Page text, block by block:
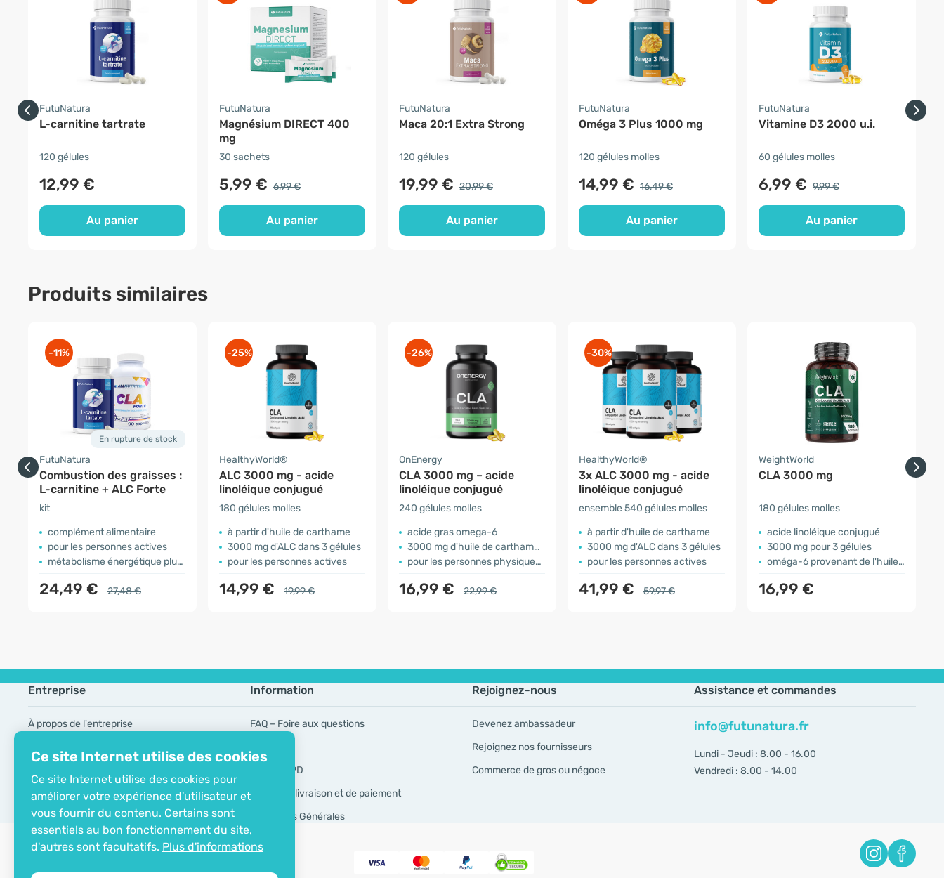
Ce site Internet utilise des cookies
Ce site Internet utilise des cookies pour
améliorer votre expérience d'utilisateur et
vous fournir du contenu. Certains sont
essentiels au bon fonctionnement du site,
d'autres sont facultatifs. Plus d'informations
FutuNatura
L-carnitine tartrate
120 gélules
12,99 €
Au panier
FutuNatura
Magnésium DIRECT 400
mg
30 sachets
5,99 € 6,99 €
Au panier
FutuNatura
Maca 20:1 Extra Strong
120 gélules
19,99 € 20,99 €
Au panier
FutuNatura
Oméga 3 Plus 1000 mg
120 gélules molles
14,99 € 16,49 €
Au panier
FutuNatura
Vitamine D3 2000 u.i.
60 gélules molles
6,99 € 9,99 €
Au panier
Produits similaires
-11%
En rupture de stock
FutuNatura
Combustion des graisses :
L-carnitine + ALC Forte
kit
complément alimentaire
pour les personnes actives
métabolisme énergétique plus rapide
24,49 € 27,48 €
-25%
HealthyWorld®
ALC 3000 mg - acide
linoléique conjugué
180 gélules molles
à partir d'huile de carthame
3000 mg d'ALC dans 3 gélules
pour les personnes actives
14,99 € 19,99 €
-26%
OnEnergy
CLA 3000 mg – acide
linoléique conjugué
240 gélules molles
acide gras omega-6
3000 mg d'huile de carthame dans 3 gélules
pour les personnes physiquement actives
16,99 € 22,99 €
-30%
HealthyWorld®
3x ALC 3000 mg - acide
linoléique conjugué
ensemble 540 gélules molles
à partir d'huile de carthame
3000 mg d'ALC dans 3 gélules
pour les personnes actives
41,99 € 59,97 €
WeightWorld
CLA 3000 mg
180 gélules molles
acide linoléique conjugué
3000 mg pour 3 gélules
oméga-6 provenant de l'huile de carthame
16,99 €
Entreprise
À propos de l'entreprise
Information
FAQ – Foire aux questions
Outils RGPD
Modes de livraison et de paiement
Conditions Générales
Rejoignez-nous
Devenez ambassadeur
Rejoignez nos fournisseurs
Commerce de gros ou négoce
Assistance et commandes
info@futunatura.fr
Lundi - Jeudi : 8.00 - 16.00
Vendredi : 8.00 - 14.00